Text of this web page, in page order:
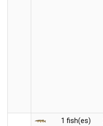
1 fish(es)